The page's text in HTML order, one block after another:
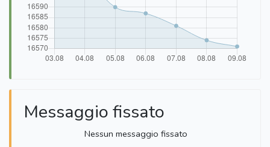
Messaggio fissato
Nessun messaggio fissato